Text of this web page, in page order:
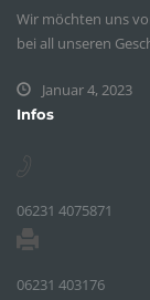
Wir möchten uns
bei all unseren
Januar 4, 2023
Infos
06231 4075871
06231 403176